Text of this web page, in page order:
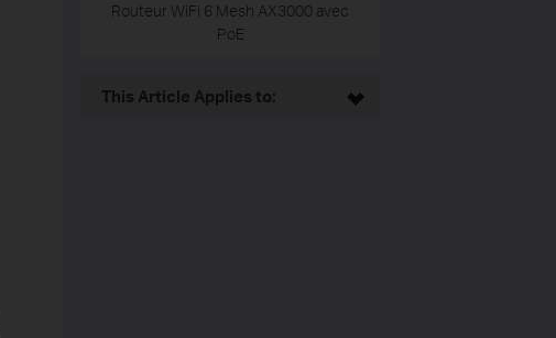
Routeur WiFi 6 Mesh AX3000 avec
PoE
This Article Applies to: